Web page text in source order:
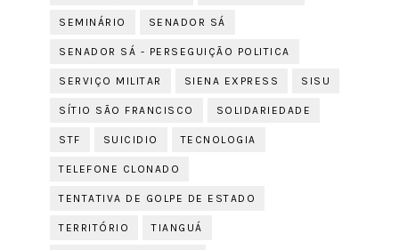
SEMINÁRIO SENADOR SÁ
SENADOR SÁ - PERSEGUIÇÃO POLITICA
SERVIÇO MILITAR SIENA EXPRESS SISU
SÍTIO SÃO FRANCISCO SOLIDARIEDADE
STF SUICIDIO TECNOLOGIA
TELEFONE CLONADO
TENTATIVA DE GOLPE DE ESTADO
TERRITÓRIO TIANGUÁ